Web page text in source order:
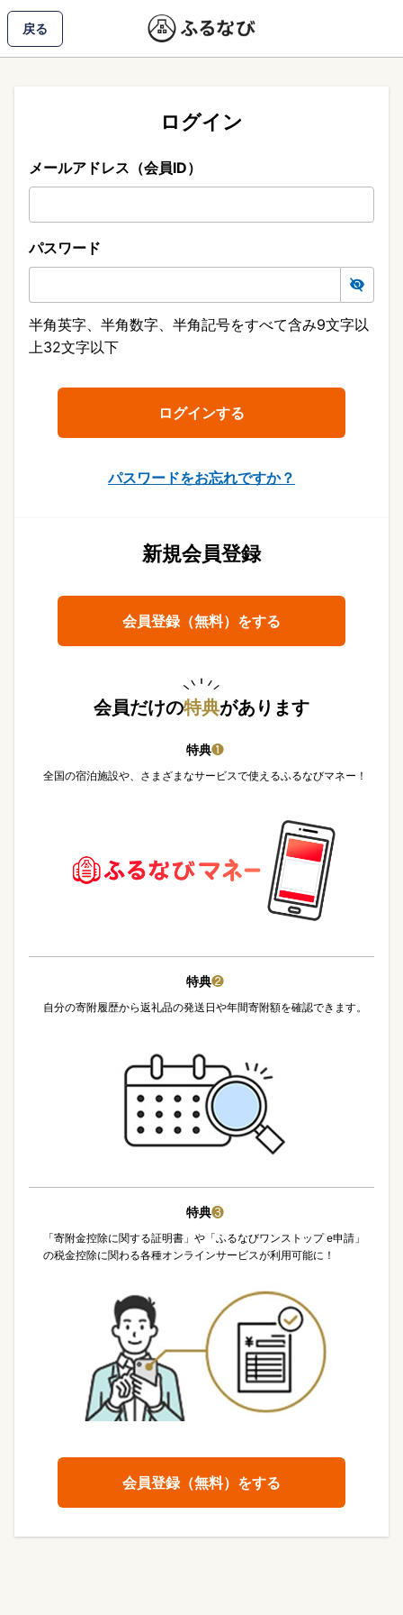
戻る
ログイン
メールアドレス（会員ID）
パスワード
半角英字、半角数字、半角記号をすべて含み9文字以
上32文字以下
パスワードをお忘れですか？
新規会員登録
会員登録（無料）をする
会員だけの特典があります
特典❶
全国の宿泊施設や、さまざまなサービスで使えるふるなびマネー！
特典❷
自分の寄附履歴から返礼品の発送日や年間寄附額を確認できます。
特典❸
「寄附金控除に関する証明書」や「ふるなびワンストップ e申請」
の税金控除に関わる各種オンラインサービスが利用可能に！
会員登録（無料）をする